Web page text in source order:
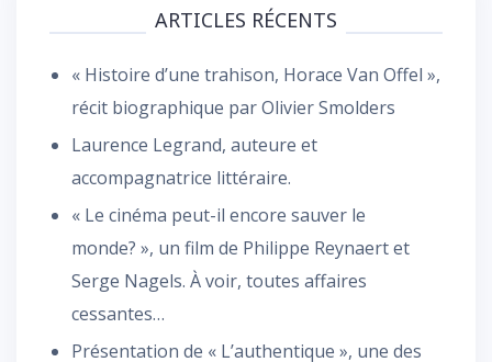
ARTICLES RÉCENTS
« Histoire d’une trahison, Horace Van Offel »,
récit biographique par Olivier Smolders
Laurence Legrand, auteure et
accompagnatrice littéraire.
« Le cinéma peut-il encore sauver le
monde? », un film de Philippe Reynaert et
Serge Nagels. À voir, toutes affaires
cessantes…
Présentation de « L’authentique », une des